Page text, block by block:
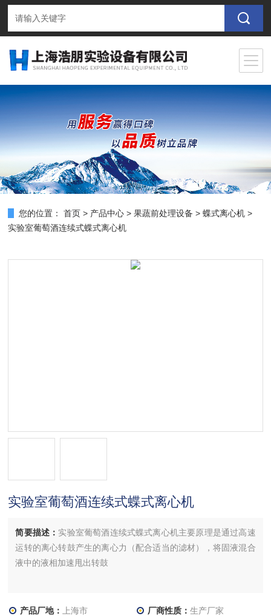
您的位置： 首页 > 产品中心 >果蔬前处理设备 >蝶式离心机 >
实验室葡萄酒连续式蝶式离心机
实验室葡萄酒连续式蝶式离心机
简要描述： 实验室葡萄酒连续式蝶式离心机主要原理是通过高速
运转的离心转鼓产生的离心力（配合适当的滤材），将固液混合
液中的液相加速甩出转鼓
产品厂地： 上海市 厂商性质： 生产厂家